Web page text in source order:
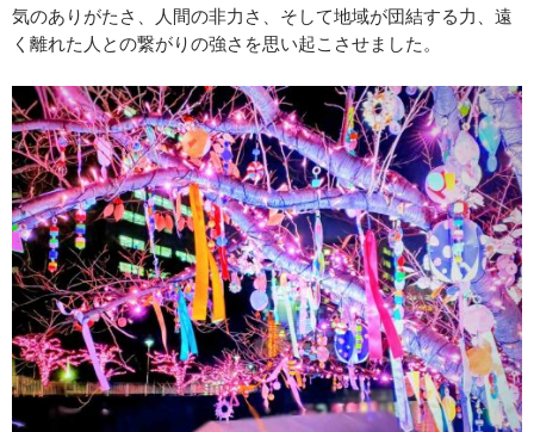
気のありがたさ、人間の非力さ、そして地域が団結する力、遠
く離れた人との繋がりの強さを思い起こさせました。